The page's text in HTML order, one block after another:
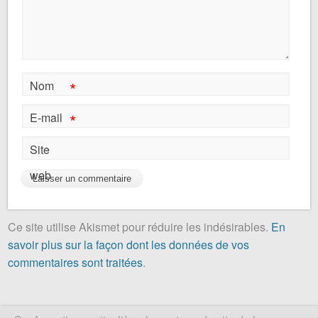
Nom *
E-mail *
Site
web
Ce site utilise Akismet pour réduire les indésirables. En
savoir plus sur la façon dont les données de vos
commentaires sont traitées.